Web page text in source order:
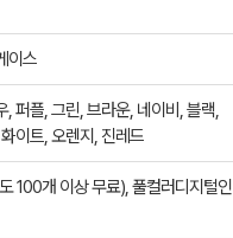
이스
, 퍼플, 그린, 브라운, 네이비, 블랙,
이트, 오렌지, 진레드
100개 이상 무료), 풀컬러디지털인